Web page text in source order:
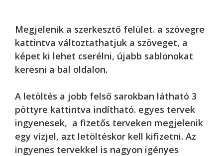
Megjelenik a szerkesztő felület. a szövegre
kattintva változtathatjuk a szöveget, a
képet ki lehet cserélni, újabb sablonokat
keresni a bal oldalon.
A letöltés a jobb felső sarokban látható 3
pöttyre kattintva indítható. egyes tervek
ingyenesek, a fizetős terveken megjelenik
egy vízjel, azt letöltéskor kell kifizetni. Az
ingyenes tervekkel is nagyon igényes